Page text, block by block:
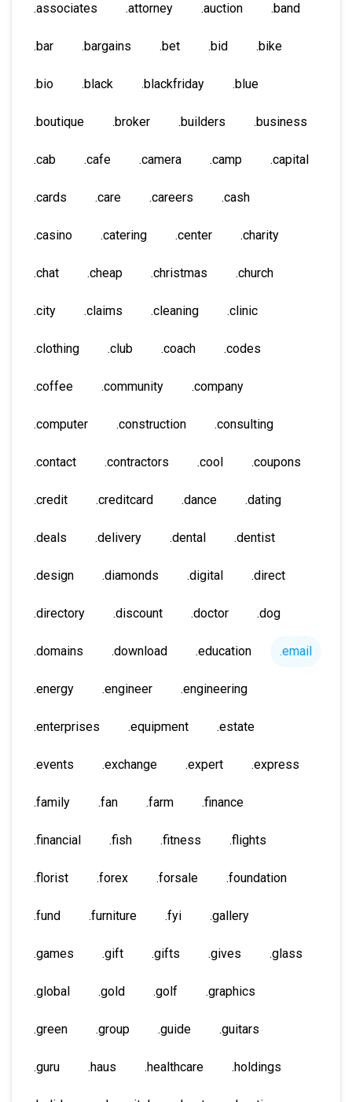
.associates .attorney .auction .band
.bar .bargains .bet .bid .bike
.bio .black .blackfriday .blue
.boutique .broker .builders .business
.cab .cafe .camera .camp .capital
.cards .care .careers .cash
.casino .catering .center .charity
.chat .cheap .christmas .church
.city .claims .cleaning .clinic
.clothing .club .coach .codes
.coffee .community .company
.computer .construction .consulting
.contact .contractors .cool .coupons
.credit .creditcard .dance .dating
.deals .delivery .dental .dentist
.design .diamonds .digital .direct
.directory .discount .doctor .dog
.domains .download .education .email
.energy .engineer .engineering
.enterprises .equipment .estate
.events .exchange .expert .express
.family .fan .farm .finance
.financial .fish .fitness .flights
.florist .forex .forsale .foundation
.fund .furniture .fyi .gallery
.games .gift .gifts .gives .glass
.global .gold .golf .graphics
.green .group .guide .guitars
.guru .haus .healthcare .holdings